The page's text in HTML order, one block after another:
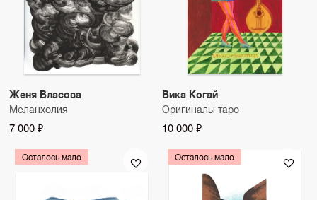
Женя Власова
Меланхолия
7 000 ₽
Вика Когай
Оригиналы таро
10 000 ₽
Осталось мало Осталось мало